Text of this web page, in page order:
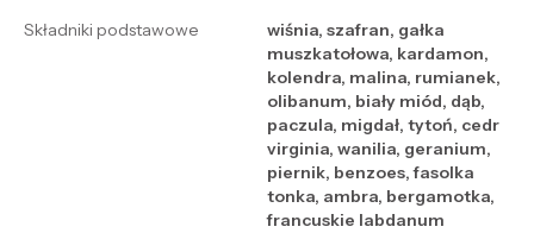
Składniki podstawowe
wiśnia, szafran, gałka
muszkatołowa, kardamon,
kolendra, malina, rumianek,
olibanum, biały miód, dąb,
paczula, migdał, tytoń, cedr
virginia, wanilia, geranium,
piernik, benzoes, fasolka
tonka, ambra, bergamotka,
francuskie labdanum